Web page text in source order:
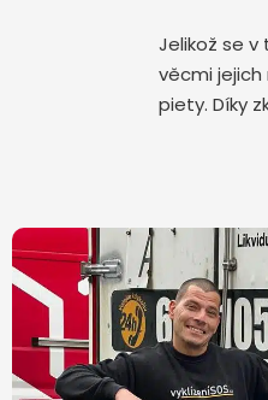
Jelikož se
věcmi
piety. Díky